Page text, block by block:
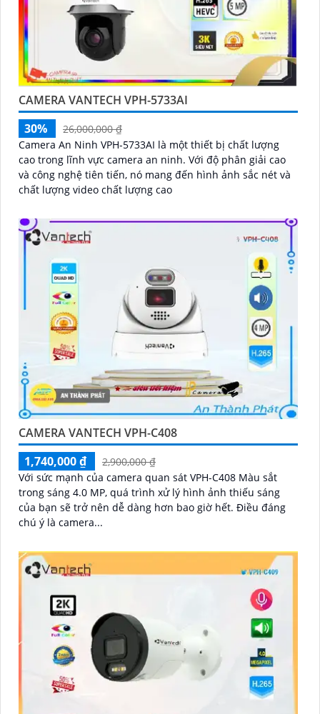
CAMERA VANTECH VPH-5733AI
30%
26,000,000 ₫
Camera An Ninh VPH-5733AI là một thiết bị chất lượng
cao trong lĩnh vực camera an ninh. Với độ phân giải cao
và công nghệ tiên tiến, nó mang đến hình ảnh sắc nét và
chất lượng video chất lượng cao
CAMERA VANTECH VPH-C408
1,740,000 ₫
2,900,000 ₫
Với sức mạnh của camera quan sát VPH-C408 Màu sắt
trong sáng 4.0 MP, quá trình xử lý hình ảnh thiếu sáng
của bạn sẽ trở nên dễ dàng hơn bao giờ hết. Điều đáng
chú ý là camera...